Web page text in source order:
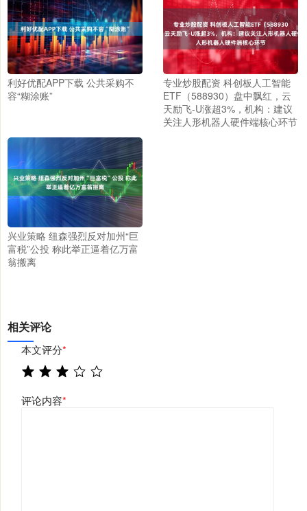
利好优配APP下载 公共采购不
容“糊涂账”
专业炒股配资 科创板人工智能
ETF（588930）盘中飘红，云
天励飞-U涨超3%，机构：建议
关注人形机器人硬件端核心环节
兴业策略 纽森强烈反对加州“巨
富税”公投 称此举正逼着亿万富
翁搬离
相关评论
本文评分*
评论内容*